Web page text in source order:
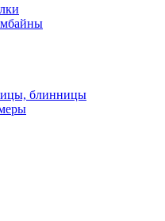
блинницы